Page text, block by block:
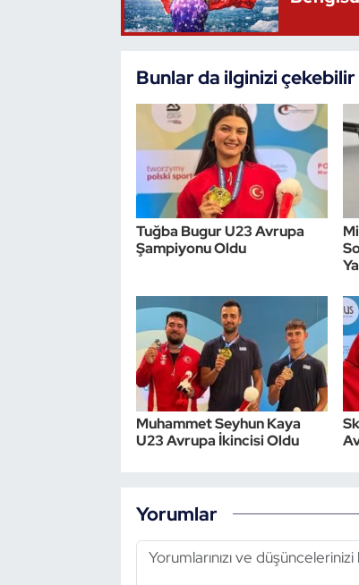
Bunlar da ilginizi çekebilir
Tuğba Bugur U23 Avrupa
Şampiyonu Oldu
Muhammet Seyhun Kaya
U23 Avrupa İkincisi Oldu
Yorumlar
Paralimpik
Sualtı Sporları
Vücut Geliştirme Fitness